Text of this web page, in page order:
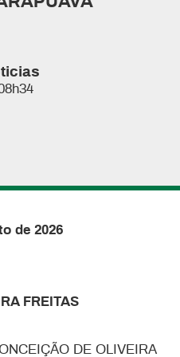
de 2026
FREITAS
DE OLIVEIRA